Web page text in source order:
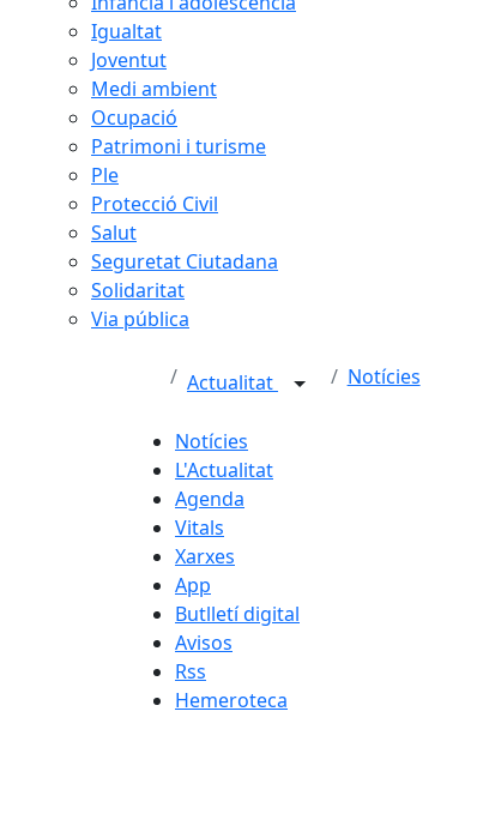
Igualtat
Joventut
Medi ambient
Ocupació
Patrimoni i turisme
Ple
Protecció Civil
Salut
Seguretat Ciutadana
Solidaritat
Via pública
Actualitat Notícies
Notícies
L'Actualitat
Agenda
Vitals
Xarxes
App
Butlletí digital
Avisos
Rss
Hemeroteca